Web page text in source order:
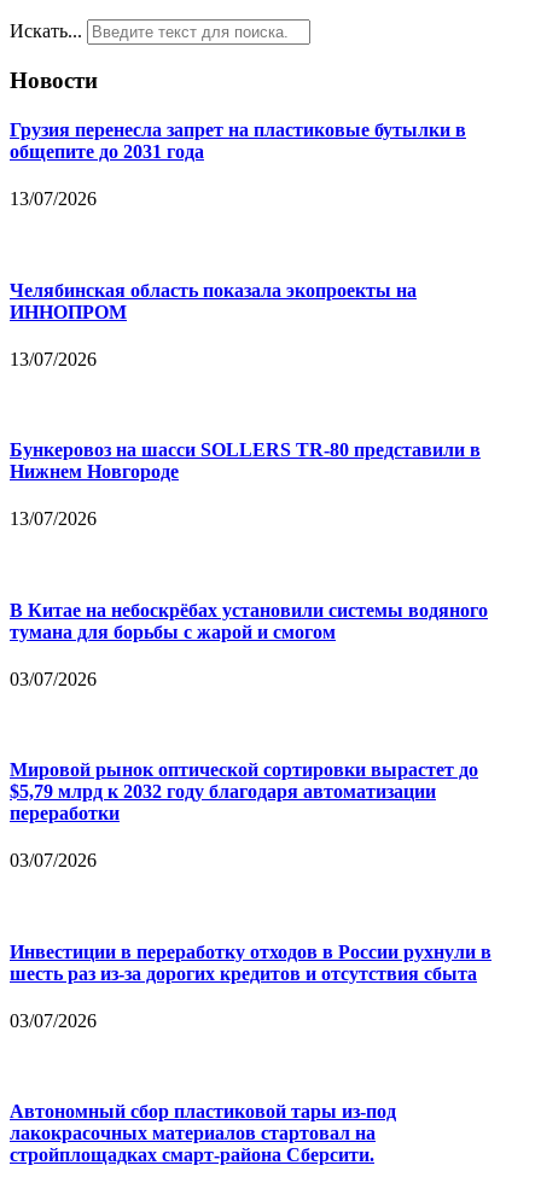
Искать...
Новости
Грузия перенесла запрет на пластиковые бутылки в
общепите до 2031 года
13/07/2026
Челябинская область показала экопроекты на
ИННОПРОМ
13/07/2026
Бункеровоз на шасси SOLLERS TR-80 представили в
Нижнем Новгороде
13/07/2026
В Китае на небоскрёбах установили системы водяного
тумана для борьбы с жарой и смогом
03/07/2026
Мировой рынок оптической сортировки вырастет до
$5,79 млрд к 2032 году благодаря автоматизации
переработки
03/07/2026
Инвестиции в переработку отходов в России рухнули в
шесть раз из-за дорогих кредитов и отсутствия сбыта
03/07/2026
Автономный сбор пластиковой тары из-под
лакокрасочных материалов стартовал на
стройплощадках смарт-района Сберсити.